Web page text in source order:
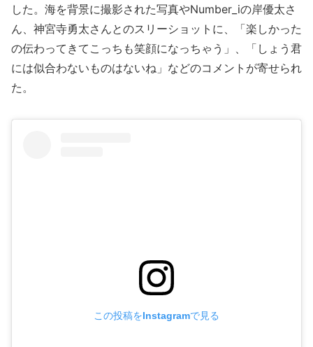
した。海を背景に撮影された写真やNumber_iの岸優太さ
ん、神宮寺勇太さんとのスリーショットに、「楽しかった
の伝わってきてこっちも笑顔になっちゃう」、「しょう君
には似合わないものはないね」などのコメントが寄せられ
た。
この投稿をInstagramで見る